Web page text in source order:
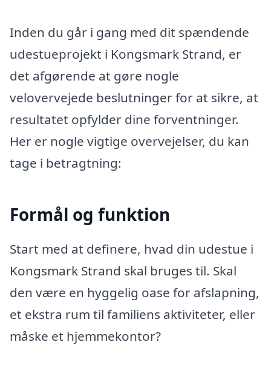
Inden du går i gang med dit spændende
udestueprojekt i Kongsmark Strand, er
det afgørende at gøre nogle
velovervejede beslutninger for at sikre, at
resultatet opfylder dine forventninger.
Her er nogle vigtige overvejelser, du kan
tage i betragtning:
Formål og funktion
Start med at definere, hvad din udestue i
Kongsmark Strand skal bruges til. Skal
den være en hyggelig oase for afslapning,
et ekstra rum til familiens aktiviteter, eller
måske et hjemmekontor?